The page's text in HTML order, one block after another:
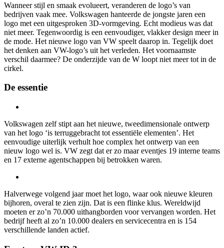
Wanneer stijl en smaak evolueert, veranderen de logo’s van
bedrijven vaak mee. Volkswagen hanteerde de jongste jaren een
logo met een uitgesproken 3D-vormgeving. Echt modieus was dat
niet meer. Tegenwoordig is een eenvoudiger, vlakker design meer in
de mode. Het nieuwe logo van VW speelt daarop in. Tegelijk doet
het denken aan VW-logo’s uit het verleden. Het voornaamste
verschil daarmee? De onderzijde van de W loopt niet meer tot in de
cirkel.
De essentie
Volkswagen zelf stipt aan het nieuwe, tweedimensionale ontwerp
van het logo ‘is terruggebracht tot essentiële elementen’. Het
eenvoudige uiterlijk verhult hoe complex het ontwerp van een
nieuw logo wel is. VW zegt dat er zo maar eventjes 19 interne teams
en 17 externe agentschappen bij betrokken waren.
Halverwege volgend jaar moet het logo, waar ook nieuwe kleuren
bijhoren, overal te zien zijn. Dat is een flinke klus. Wereldwijd
moeten er zo’n 70.000 uithangborden voor vervangen worden. Het
bedrijf heeft al zo’n 10.000 dealers en servicecentra en is 154
verschillende landen actief.